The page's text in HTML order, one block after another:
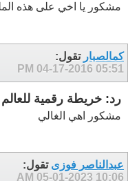
مشكور يا اخي على هذه
كمالصبار تقول:
04-17-2016 05:51 PM
رد: خريطة رقمية للعالم
مشكور اهي الغالي
عبدالناصر فوزى تقول:
05-01-2023 10:06 AM